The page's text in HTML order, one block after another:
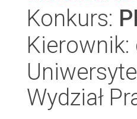
Konkurs:
Kierownik:
Wydział